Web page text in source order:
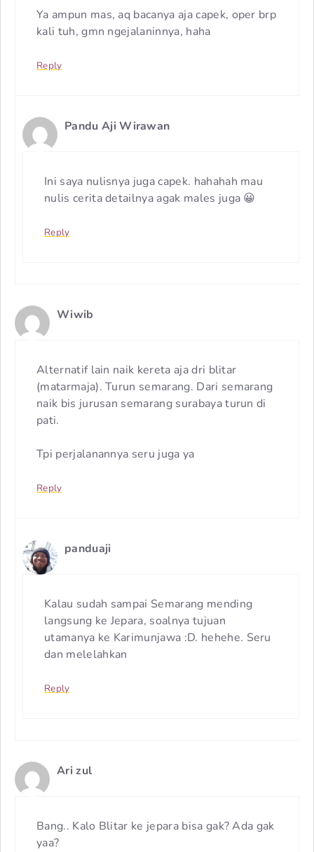
Ya ampun mas, aq bacanya aja capek, oper brp
kali tuh, gmn ngejalaninnya, haha
Reply
Pandu Aji Wirawan
Ini saya nulisnya juga capek. hahahah mau
nulis cerita detailnya agak males juga 😀
Reply
Wiwib
Alternatif lain naik kereta aja dri blitar
(matarmaja). Turun semarang. Dari semarang
naik bis jurusan semarang surabaya turun di
pati.
Tpi perjalanannya seru juga ya
Reply
panduaji
Kalau sudah sampai Semarang mending
langsung ke Jepara, soalnya tujuan
utamanya ke Karimunjawa :D. hehehe. Seru
dan melelahkan
Reply
Ari zul
Bang.. Kalo Blitar ke jepara bisa gak? Ada gak
yaa?